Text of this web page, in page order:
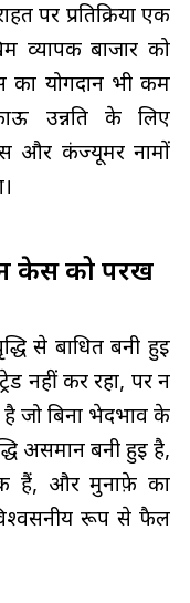
पर प्रतिक्रिया एक
व्यापक बाजार को
का योगदान भी कम
उन्नति के लिए
और कंज्यूमर नामों
केस को परख
से बाधित बनी हुई
नहीं कर रहा, पर न
जो बिना भेदभाव के
असमान बनी हुई है,
हैं, और मुनाफ़े का
रूप से फैल